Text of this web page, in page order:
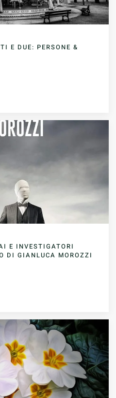
E DUE: PERSONE &
E INVESTIGATORI
DI GIANLUCA MOROZZI